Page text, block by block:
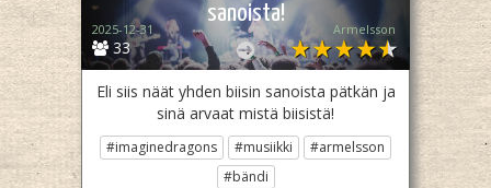
sanoista!
33
2025-12-31 Armelsson
Eli siis näät yhden biisin sanoista pätkän ja
sinä arvaat mistä biisistä!
#imaginedragons #musiikki
#armelsson
#bändi